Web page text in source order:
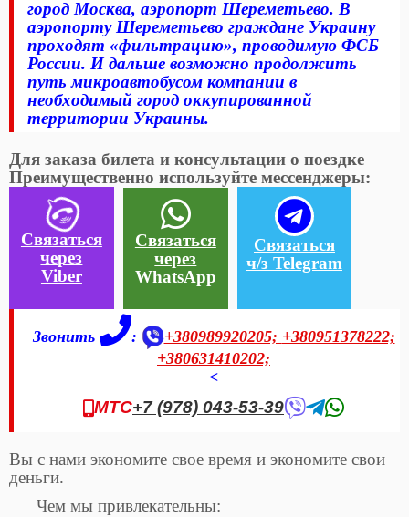
город Москва, аэропорт Шереметьево. В
аэропорту Шереметьево граждане Украину
проходят «фильтрацию», проводимую ФСБ
России. И дальше возможно продолжить
путь микроавтобусом компании в
необходимый город оккупированной
территории Украины.
Для заказа билета и консультации о поездке
Преимущественно используйте мессенджеры:
Связаться
через
Viber
Связаться
через
WhatsApp
Связаться
ч/з Telegram
Звонить : +380989920205; +380951378222;
+380631410202;
<
МТС+7 (978) 043-53-39
Вы с нами экономите свое время и экономите свои
деньги.
Чем мы привлекательны: